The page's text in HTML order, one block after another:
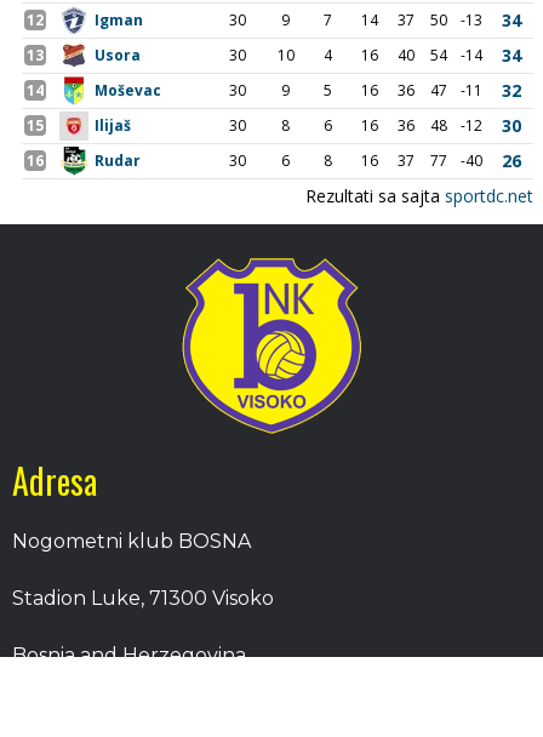
Adresa
Nogometni klub BOSNA
Stadion Luke, 71300 Visoko
Bosnia and Herzegovina